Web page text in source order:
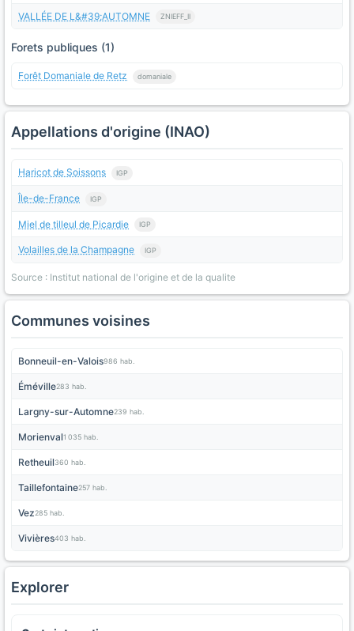
VALLÉE DE L&#39;AUTOMNE ZNIEFF_II
Forets publiques (1)
Forêt Domaniale de Retz domaniale
Appellations d'origine (INAO)
Haricot de Soissons IGP
Île-de-France IGP
Miel de tilleul de Picardie IGP
Volailles de la Champagne IGP
Source : Institut national de l'origine et de la qualite
Communes voisines
Bonneuil-en-Valois986 hab.
Éméville283 hab.
Largny-sur-Automne239 hab.
Morienval1 035 hab.
Retheuil360 hab.
Taillefontaine257 hab.
Vez285 hab.
Vivières403 hab.
Explorer